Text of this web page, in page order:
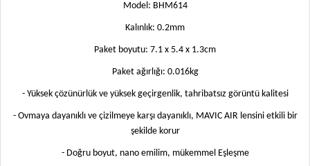
Model: BHM614
Kalınlık: 0.2mm
Paket boyutu: 7.1 x 5.4 x 1.3cm
Paket ağırlığı: 0.016kg
- Yüksek çözünürlük ve yüksek geçirgenlik, tahribatsız görüntü kalitesi
- Ovmaya dayanıklı ve çizilmeye karşı dayanıklı, MAVIC AIR lensini etkili bir
şekilde korur
- Doğru boyut, nano emilim, mükemmel Eşleşme